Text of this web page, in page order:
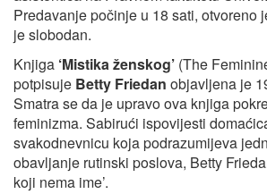
Predavanje počinje u 18 sati, otvoreno
je slobodan.
Knjiga ‘Mistika ženskog’ (The
potpisuje Betty Friedan objavljena je
Smatra se da je upravo ova knjiga
feminizma. Sabirući ispovijesti
svakodnevnicu koja podrazumijeva
obavljanje rutinski poslova, Betty
koji nema ime’.